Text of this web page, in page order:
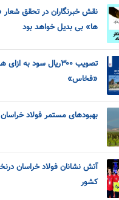
نقش خبرنگاران در تحقق شعار
ها» بی بدیل خواهد بود
تصویب ۳۰۰ریال سود
«فخاس»
بهبودهای مستمر فولاد
آتش نشانان فولاد خراسان
کشور